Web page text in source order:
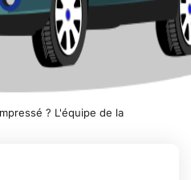
? L'équipe de la